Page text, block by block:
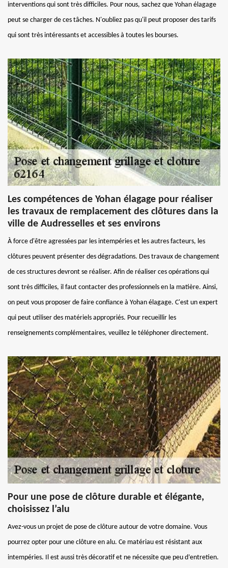
interventions qui sont très difficiles. Pour nous, sachez que Yohan élagage
peut se charger de ces tâches. N'oubliez pas qu'il peut proposer des tarifs
qui sont très intéressants et accessibles à toutes les bourses.
Les compétences de Yohan élagage pour réaliser
les travaux de remplacement des clôtures dans la
ville de Audresselles et ses environs
À force d'être agressées par les intempéries et les autres facteurs, les
clôtures peuvent présenter des dégradations. Des travaux de changement
de ces structures devront se réaliser. Afin de réaliser ces opérations qui
sont très difficiles, il faut contacter des professionnels en la matière. Ainsi,
on peut vous proposer de faire confiance à Yohan élagage. C'est un expert
qui peut utiliser des matériels appropriés. Pour recueillir les
renseignements complémentaires, veuillez le téléphoner directement.
Pour une pose de clôture durable et élégante,
choisissez l’alu
Avez-vous un projet de pose de clôture autour de votre domaine. Vous
pourrez opter pour une clôture en alu. Ce matériau est résistant aux
intempéries. Il est aussi très décoratif et ne nécessite que peu d’entretien.